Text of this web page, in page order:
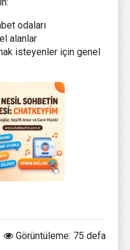
odaları
alanlar
isteyenler için genel
Görüntüleme: 75 defa